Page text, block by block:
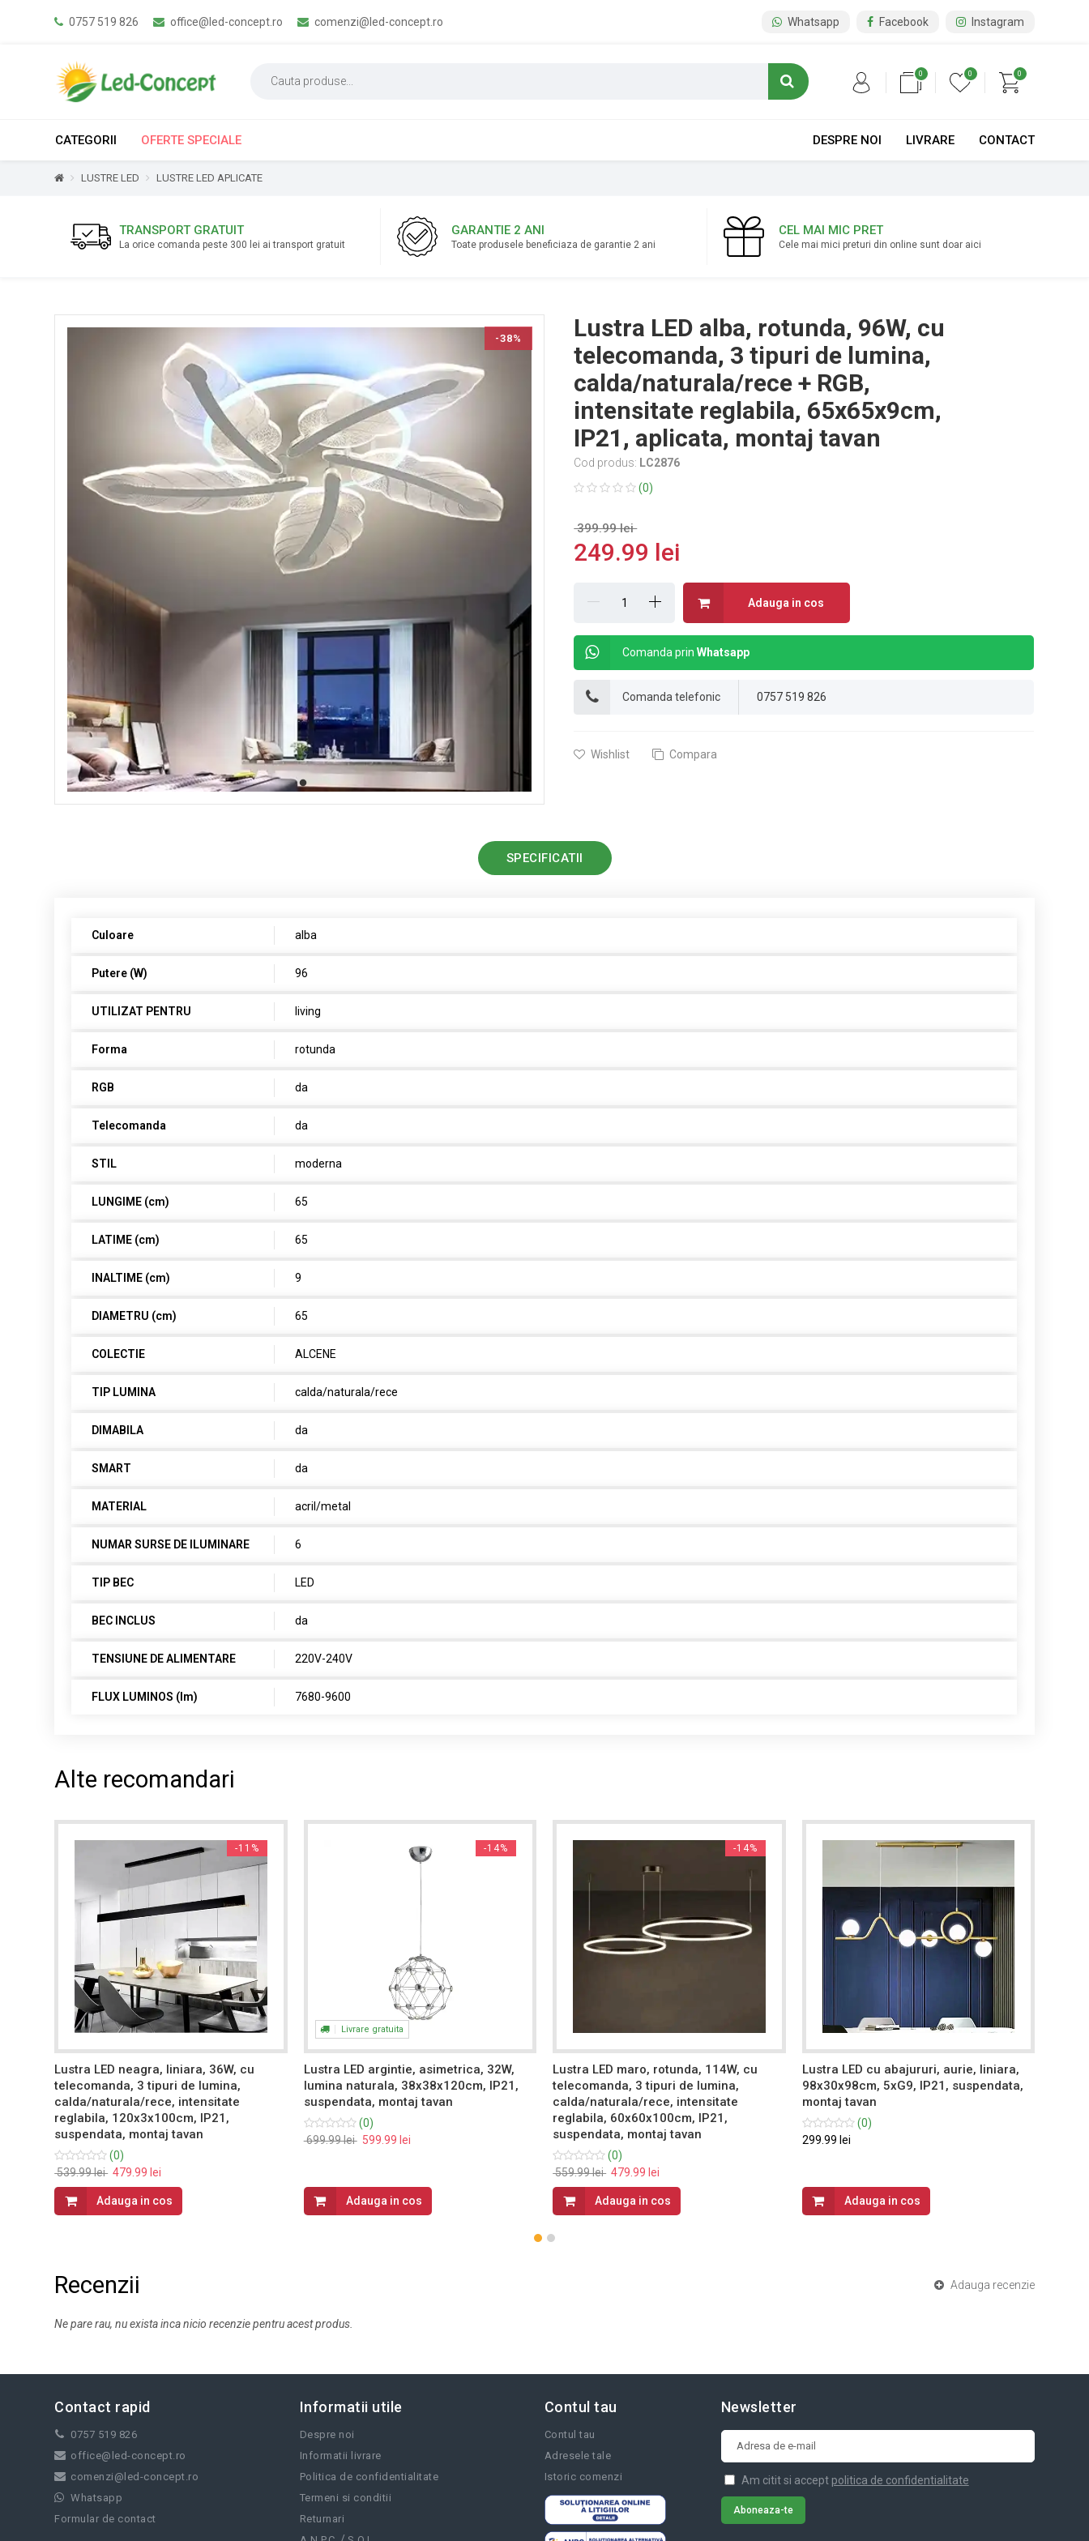
0757 519 826 office@led-concept.ro comenzi@led-concept.ro Whatsapp Facebook Instagram
0
0
0
CATEGORII OFERTE SPECIALE CONTACT
LIVRARE
DESPRE NOI
LUSTRE LED LUSTRE LED APLICATE
TRANSPORT GRATUIT
La orice comanda peste 300 lei ai transport gratuit
GARANTIE 2 ANI
Toate produsele beneficiaza de garantie 2 ani
CEL MAI MIC PRET
Cele mai mici preturi din online sunt doar aici
-38%
Lustra LED alba, rotunda, 96W, cu
telecomanda, 3 tipuri de lumina,
calda/naturala/rece + RGB,
intensitate reglabila, 65x65x9cm,
IP21, aplicata, montaj tavan
Cod produs: LC2876
(0)
399.99 lei
249.99 lei
Adauga in cos
Comanda prinWhatsapp
Comanda telefonic 0757 519 826
Wishlist Compara
SPECIFICATII
Culoare alba
Putere (W) 96
UTILIZAT PENTRU living
Forma rotunda
RGB da
Telecomanda da
STIL moderna
LUNGIME (cm) 65
LATIME (cm) 65
INALTIME (cm) 9
DIAMETRU (cm) 65
COLECTIE ALCENE
TIP LUMINA calda/naturala/rece
DIMABILA da
SMART da
MATERIAL acril/metal
NUMAR SURSE DE ILUMINARE 6
TIP BEC LED
BEC INCLUS da
TENSIUNE DE ALIMENTARE 220V-240V
FLUX LUMINOS (lm) 7680-9600
Alte recomandari
-11%
Lustra LED neagra, liniara, 36W, cu
telecomanda, 3 tipuri de lumina,
calda/naturala/rece, intensitate
reglabila, 120x3x100cm, IP21,
suspendata, montaj tavan
(0)
539.99 lei 479.99 lei
Adauga in cos
-14%
Livrare gratuita
Lustra LED argintie, asimetrica, 32W,
lumina naturala, 38x38x120cm, IP21,
suspendata, montaj tavan
(0)
699.99 lei 599.99 lei
Adauga in cos
-14%
Lustra LED maro, rotunda, 114W, cu
telecomanda, 3 tipuri de lumina,
calda/naturala/rece, intensitate
reglabila, 60x60x100cm, IP21,
suspendata, montaj tavan
(0)
559.99 lei 479.99 lei
Adauga in cos
Lustra LED cu abajururi, aurie, liniara,
98x30x98cm, 5xG9, IP21, suspendata,
montaj tavan
(0)
299.99 lei
Adauga in cos
Recenzii Adauga recenzie
Ne pare rau, nu exista inca nicio recenzie pentru acest produs.
Contact rapid
0757 519 826
office@led-concept.ro
comenzi@led-concept.ro
Whatsapp
Formular de contact
Informatii utile
Despre noi
Informatii livrare
Politica de confidentialitate
Termeni si conditii
Returnari
Contul tau
Contul tau
Adresele tale
Istoric comenzi
Newsletter
Am citit si accept politica de confidentialitate